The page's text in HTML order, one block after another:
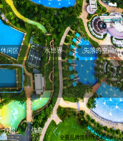
全景品牌馆制作支持 >>
休闲区 水世界 失落的空间水
复星旅文·三亚亚特兰蒂斯
介绍 信息